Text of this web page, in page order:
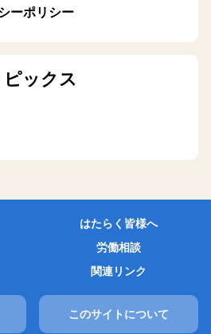
ーポリシー
ックス
はたらく皆様へ
労働相談
関連リンク
このサイトについて